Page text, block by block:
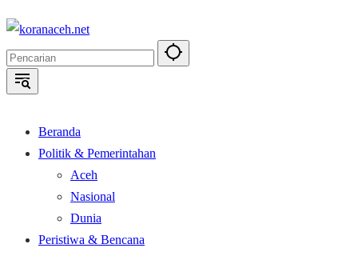
Langsung
konten
Beranda
Politik & Pemerintahan
Aceh
Nasional
Dunia
Peristiwa & Bencana